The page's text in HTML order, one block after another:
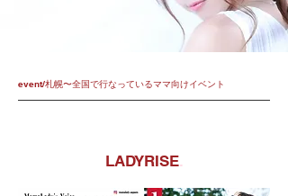
​event/札幌〜全国で行なっているママ向けイベント
LADYRISE.